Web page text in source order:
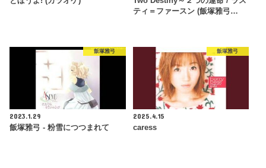
ティ＝ファースン (飯塚雅弓…
飯塚雅弓
2023.1.29
飯塚雅弓 - 粉雪につつまれて
飯塚雅弓
2025.4.15
caress